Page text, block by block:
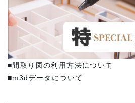
■間取り図の利用方法について
■m3dデータについて